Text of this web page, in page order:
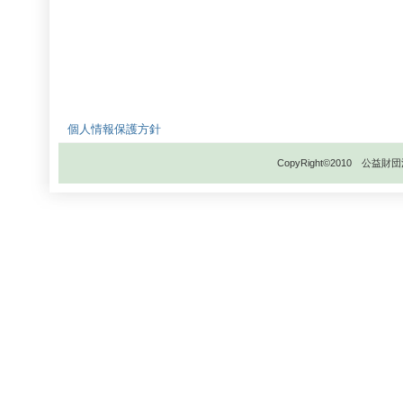
個人情報保護方針
CopyRight©2010 公益財団